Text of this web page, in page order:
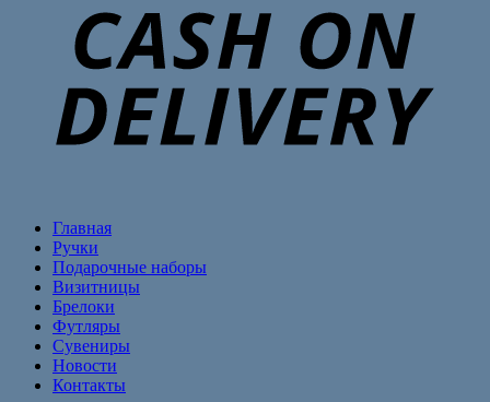
Главная
Ручки
Подарочные наборы
Визитницы
Брелоки
Футляры
Сувениры
Новости
Контакты